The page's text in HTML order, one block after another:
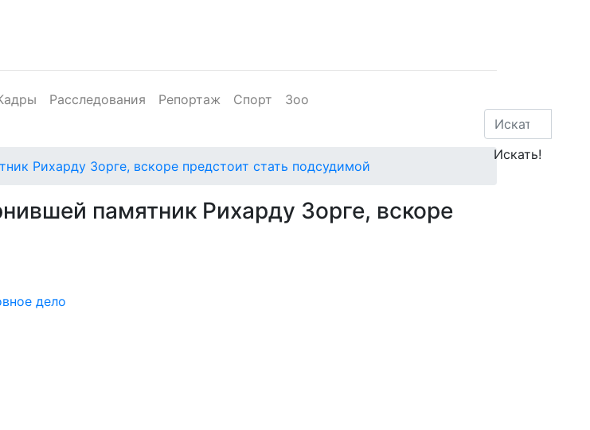
Расследования Репортаж Спорт Зоо
Рихарду Зорге, вскоре предстоит стать подсудимой
памятник Рихарду Зорге, вскоре
дело